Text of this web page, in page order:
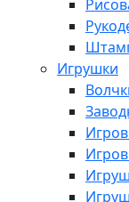
Игрушки